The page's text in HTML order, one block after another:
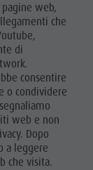
web,
che
di
consentire
o condividere
web e non
Dopo
a leggere
che visita.